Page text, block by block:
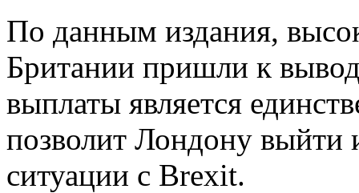
По данным издания,
Британии пришли к
выплаты является
позволит Лондону выйти
ситуации с Brexit.